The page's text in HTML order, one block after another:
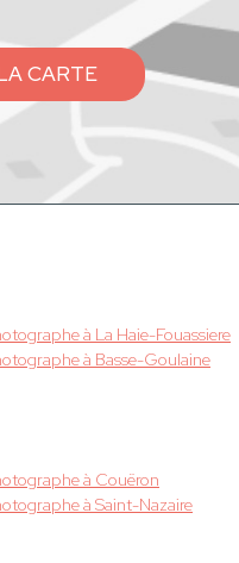
CARTE
à La Haie-Fouassiere
à Basse-Goulaine
à Couëron
à Saint-Nazaire